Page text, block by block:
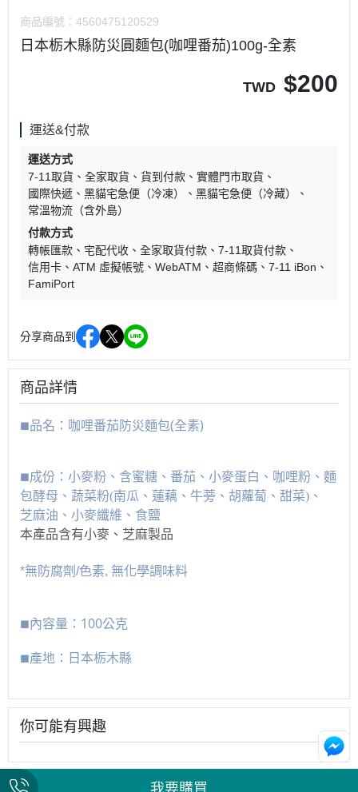
商品編號： 4560475120529
日本栃木縣防災圓麵包(咖哩番茄)100g-全素
TWD $200
運送&付款
運送方式
7-11取貨
全家取貨 貨到付款
實體門市取貨
國際快遞
黑貓宅急便（冷凍）
黑貓宅急便（冷藏）
常溫物流（含外島）
付款方式
轉帳匯款
宅配代收 全家取貨付款
7-11取貨付款
信用卡
ATM 虛擬帳號 WebATM 超商條碼
7-11 iBon
FamiPort
分享商品到
商品詳情
■品名：咖哩番茄防災麵包(全素)
■成份 ： 小麥粉、含蜜糖、番茄、小麥蛋白、咖哩粉、麵
包酵母、蔬菜粉(南瓜、蓮藕、牛蒡、胡蘿蔔、甜菜)、
芝麻油、小麥纖維、食鹽
本產品含有小麥、芝麻製品
*無防腐劑/色素, 無化學調味料
■內容量 ：100公克
■產地 ： 日本栃木縣
你可能有興趣
我要購買